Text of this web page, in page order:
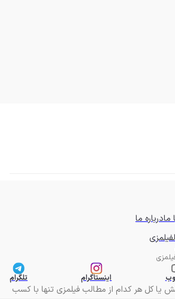
مادرباره ما
فیلمزی
اینستاگرام تلگرام
یا کل هر کدام از مطالب فیلمزی تنها با کسب